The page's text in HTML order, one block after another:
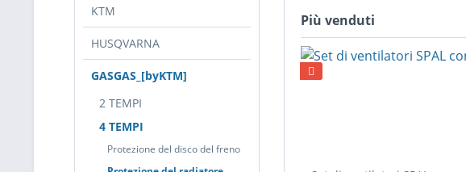
KTM
HUSQVARNA
GASGAS_[byKTM]
2 TEMPI
4 TEMPI
Protezione del disco del freno
Più venduti